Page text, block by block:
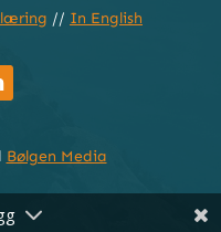
// In English
Bølgen Media